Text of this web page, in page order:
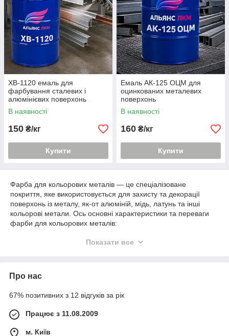
ХВ-1120 емаль для
фарбування сталевих і
алюмінієвих поверхонь
виробів та обладнання
купити Київ
В наявності
150 ₴/кг
Купити
Емаль АК-125 ОЦМ для
оцинкованих металевих
поверхонь
В наявності
160 ₴/кг
Купити
Фарба для кольорових металів — це спеціалізоване
покриття, яке використовується для захисту та декорації
поверхонь із металу, як-от алюміній, мідь, латунь та інші
кольорові метали. Ось основні характеристики та переваги
фарби для кольорових металів:
створює захисний шар, що запобігає контакту металу з
Стійкість до впливу елементів:
атмосферних умов, що робить її ідеальним вибором
високий ступінь зносостійкості, забезпечуючи довгий
Показати все
Про нас
67% позитивних з 12 відгуків за рік
Працює з 11.08.2009
м. Київ